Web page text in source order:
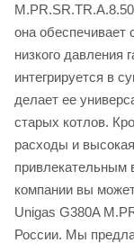
она обеспечивает
низкого давления
интегрируется в
делает ее
старых котлов.
расходы и
привлекательным
компании вы
Unigas G380A
России. Мы